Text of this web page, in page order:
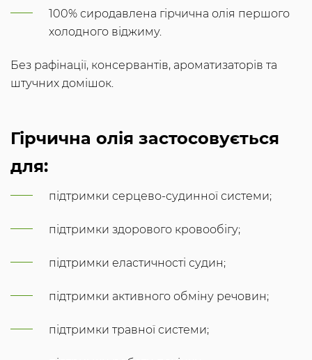
100% сиродавлена гірчична олія першого
холодного віджиму.
Без рафінації, консервантів, ароматизаторів та
штучних домішок.
Гірчична олія застосовується
для:
підтримки серцево-судинної системи;
підтримки здорового кровообігу;
підтримки еластичності судин;
підтримки активного обміну речовин;
підтримки травної системи;